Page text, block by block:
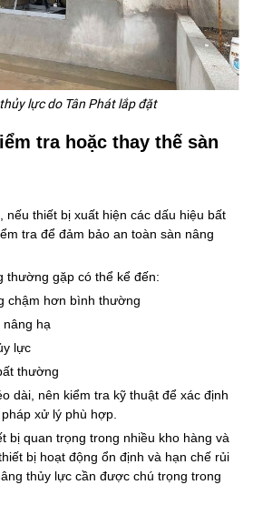
lực do Tân Phát lắp đặt
tra hoặc thay thế sàn
nếu thiết bị xuất hiện các dấu hiệu bất
tra để đảm bảo an toàn sàn nâng
thường gặp có thể kể đến:
chậm hơn bình thường
nâng hạ
lực
thường
dài, nên kiểm tra kỹ thuật để xác định
xử lý phù hợp.
bị quan trọng trong nhiều kho hàng và
bị hoạt động ổn định và hạn chế rủi
thủy lực cần được chú trọng trong